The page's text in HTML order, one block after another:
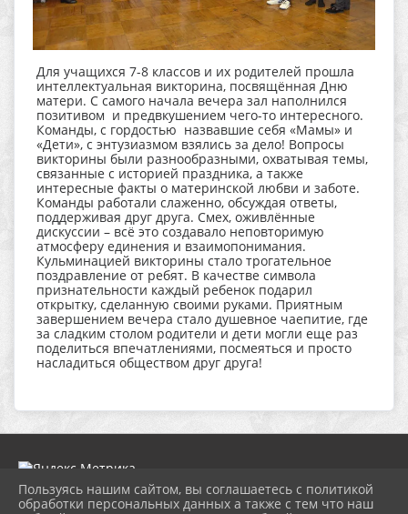
Для учащихся 7-8 классов и их родителей прошла
интеллектуальная викторина, посвящённая Дню
матери. С самого начала вечера зал наполнился
позитивом и предвкушением чего-то интересного.
Команды, с гордостью назвавшие себя «Мамы» и
«Дети», с энтузиазмом взялись за дело! Вопросы
викторины были разнообразными, охватывая темы,
связанные с историей праздника, а также
интересные факты о материнской любви и заботе.
Команды работали слаженно, обсуждая ответы,
поддерживая друг друга. Смех, оживлённые
дискуссии – всё это создавало неповторимую
атмосферу единения и взаимопонимания.
Кульминацией викторины стало трогательное
поздравление от ребят. В качестве символа
признательности каждый ребенок подарил
открытку, сделанную своими руками. Приятным
завершением вечера стало душевное чаепитие, где
за сладким столом родители и дети могли еще раз
поделиться впечатлениями, посмеяться и просто
насладиться обществом друг друга!
Пользуясь нашим сайтом, вы соглашаетесь с политикой
обработки персональных данных а также с тем что наш